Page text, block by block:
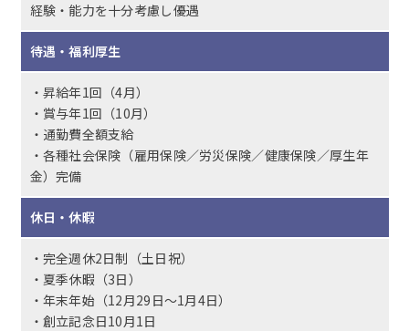
経験・能力を十分考慮し優遇
待遇・福利厚生
・昇給年1回（4月）
・賞与年1回（10月）
・通勤費全額支給
・各種社会保険（雇用保険／労災保険／健康保険／厚生年
金）完備
休日・休暇
・完全週休2日制（土日祝）
・夏季休暇（3日）
・年末年始（12月29日～1月4日）
・創立記念日10月1日